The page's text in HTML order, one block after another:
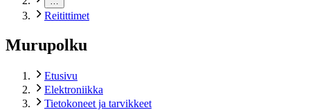
Reitittimet
Murupolku
Etusivu
Elektroniikka
Tietokoneet ja tarvikkeet